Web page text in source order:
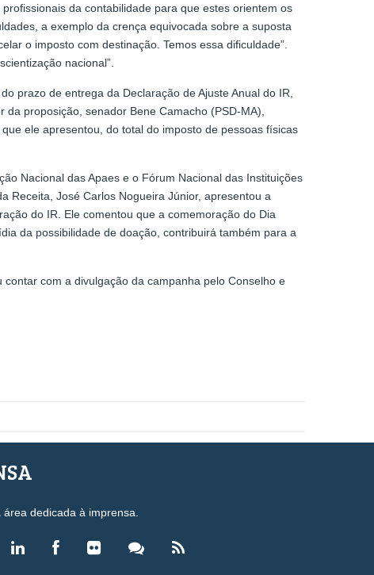
da contabilidade para que estes orientem os
a exemplo da crença equivocada sobre a suposta
o imposto com destinação. Temos essa dificuldade”.
nacional”.
prazo de entrega da Declaração de Ajuste Anual do IR,
proposição, senador Bene Camacho (PSD-MA),
ele apresentou, do total do imposto de pessoas físicas
Nacional das Apaes e o Fórum Nacional das Instituições
Receita, José Carlos Nogueira Júnior, apresentou a
do IR. Ele comentou que a comemoração do Dia
da possibilidade de doação, contribuirá também para a
com a divulgação da campanha pelo Conselho e
área dedicada à imprensa.